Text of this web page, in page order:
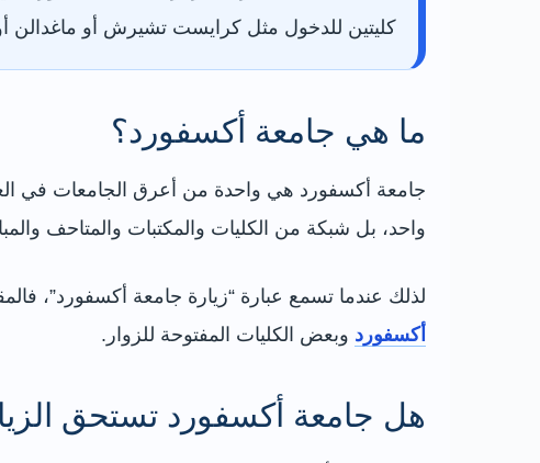
كليتين للدخول مثل كرايست تشيرش أو ماغدالن
ما هي جامعة أكسفورد؟
جامعة أكسفورد هي واحدة من أعرق الجامعات في
واحد، بل شبكة من الكليات والمكتبات والمتاحف
لذلك عندما تسمع عبارة “زيارة جامعة أكسفورد”،
أكسفورد وبعض الكليات المفتوحة للزوار.
هل جامعة أكسفورد تستحق